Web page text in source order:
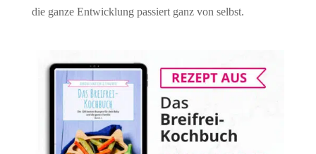
die ganze Entwicklung passiert ganz von selbst.